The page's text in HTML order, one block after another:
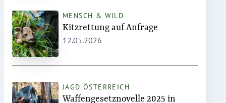
MENSCH & WILD
Kitzrettung auf Anfrage
12.05.2026
JAGD ÖSTERREICH
Waffengesetznovelle 2025 in